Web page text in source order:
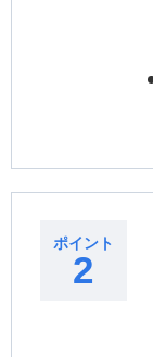
ポイント
2